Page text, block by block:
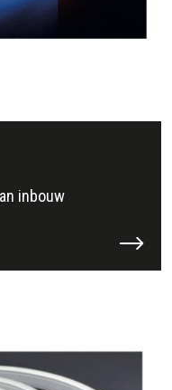
inbouw